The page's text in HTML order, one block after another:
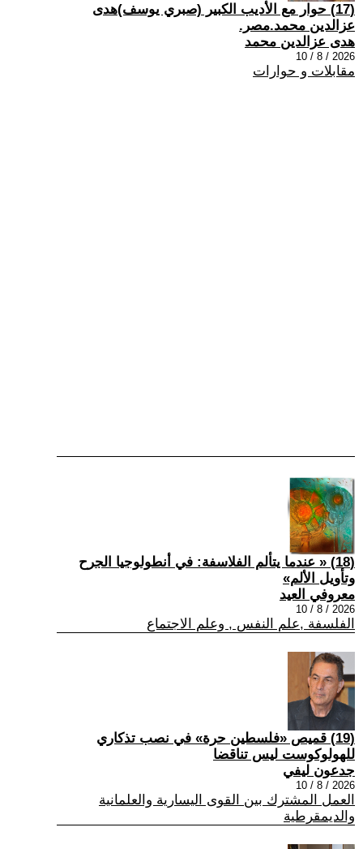
(17) حوار مع الأديب الكبير (صبري يوسف)هدى
عزالدين محمد.مصر.
هدى عزالدين محمد
2026 / 8 / 10
مقابلات و حوارات
(18) « عندما يتألم الفلاسفة: في أنطولوجيا الجرح
وتأويل الألم»
معروفي العيد
2026 / 8 / 10
الفلسفة ,علم النفس , وعلم الاجتماع
(19) قميص «فلسطين حرة» في نصب تذكاري
للهولوكوست ليس تناقضا
جدعون ليفي
2026 / 8 / 10
العمل المشترك بين القوى اليسارية والعلمانية
والديمقرطية